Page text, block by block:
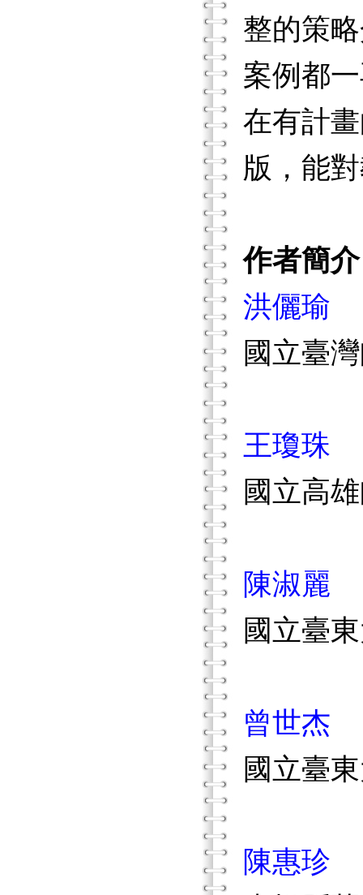
整的策
案例都
在有計
版，能
作者簡介
洪儷瑜
國立臺
王瓊珠
國立高
陳淑麗
國立臺
曾世杰
國立臺
陳惠珍